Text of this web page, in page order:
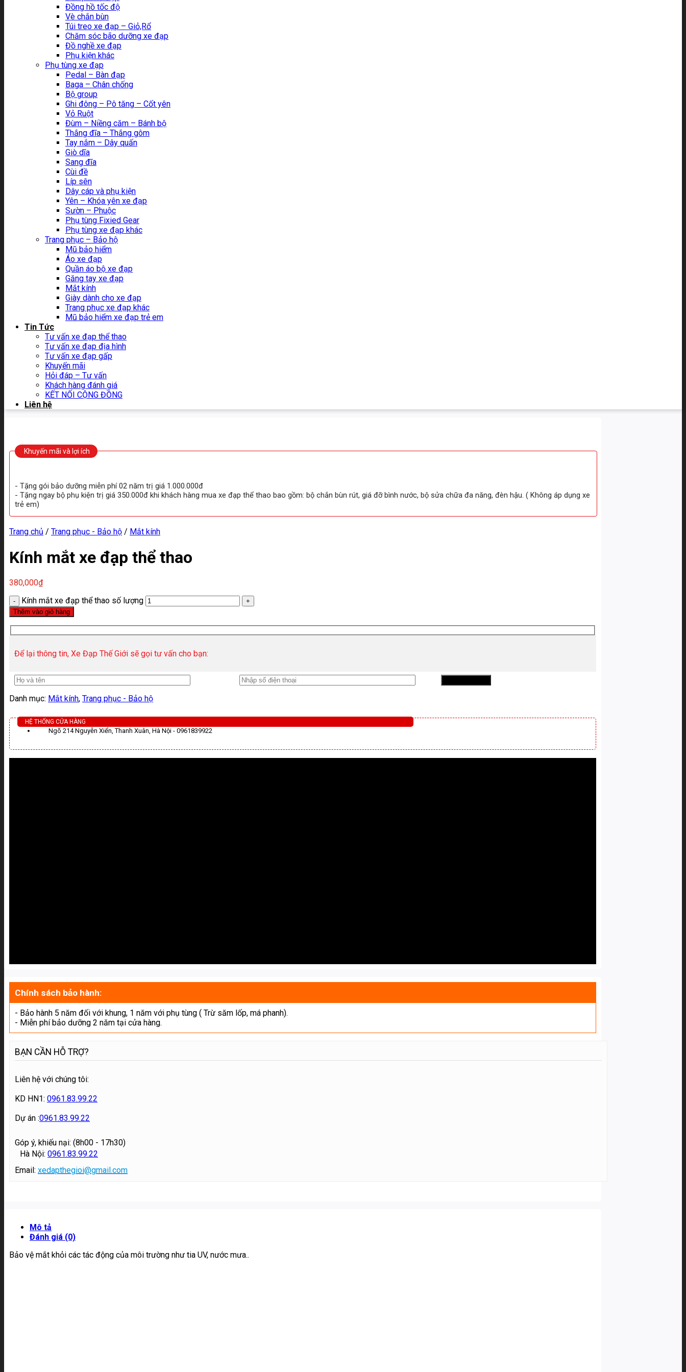
Đồng hồ tốc độ
Vè chắn bùn
Túi treo xe đạp – Giỏ,Rổ
Chăm sóc bão dưỡng xe đạp
Đồ nghề xe đạp
Phụ kiện khác
Phụ tùng xe đạp
Pedal – Bàn đạp
Baga – Chân chống
Bộ group
Ghi đông – Pô tăng – Cốt yên
Vỏ Ruột
Đùm – Niềng căm – Bánh bộ
Thắng đĩa – Thắng gôm
Tay nắm – Dây quấn
Giò dĩa
Sang đĩa
Cùi đề
Líp sên
Dây cáp và phụ kiện
Yên – Khóa yên xe đạp
Sườn – Phuộc
Phụ tùng Fixied Gear
Phụ tùng xe đạp khác
Trang phục – Bảo hộ
Mũ bảo hiểm
Áo xe đạp
Quần áo bộ xe đạp
Găng tay xe đạp
Mắt kính
Giày dành cho xe đạp
Trang phục xe đạp khác
Mũ bảo hiểm xe đạp trẻ em
Tin Tức
Tư vấn xe đạp thể thao
Tư vấn xe đạp địa hình
Tư vấn xe đạp gấp
Khuyến mãi
Hỏi đáp – Tư vấn
Khách hàng đánh giá
KẾT NỐI CỘNG ĐỒNG
Liên hệ
Khuyến mãi và lợi ích
- Tặng gói bảo dưỡng miễn phí 02 năm trị giá 1.000.000đ
- Tặng ngay bộ phụ kiện trị giá 350.000đ khi khách hàng mua xe đạp thể thao bao gồm: bộ chắn bùn rút, giá đỡ bình nước, bộ sửa chữa đa năng, đèn hậu. ( Không áp dụng xe
trẻ em)
Trang chủ / Trang phục - Bảo hộ / Mắt kính
Kính mắt xe đạp thể thao
380,000₫
Kính mắt xe đạp thể thao số lượng
Thêm vào giỏ hàng
Để lại thông tin, Xe Đạp Thế Giới sẽ gọi tư vấn cho bạn:
Danh mục: Mắt kính, Trang phục - Bảo hộ
HỆ THỐNG CỬA HÀNG
Ngõ 214 Nguyễn Xiển, Thanh Xuân, Hà Nội - 0961839922
Chính sách bảo hành:
- Bảo hành 5 năm đối với khung, 1 năm với phụ tùng ( Trừ săm lốp, má phanh).
- Miễn phí bảo dưỡng 2 năm tại cửa hàng.
BẠN CẦN HỖ TRỢ?
Liên hệ với chúng tôi:
KD HN1: 0961.83.99.22
Dự án :0961.83.99.22
Góp ý, khiếu nại: (8h00 - 17h30)
Hà Nội: 0961.83.99.22
Email: xedapthegioi@gmail.com
Mô tả
Đánh giá (0)
Bảo vệ mắt khỏi các tác động của môi trường như tia UV, nước mưa..